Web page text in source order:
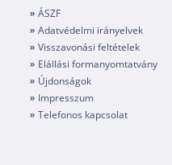
ÁSZF
Adatvédelmi irányelvek
Visszavonási feltételek
Elállási formanyomtatvány
Újdonságok
Impresszum
Telefonos kapcsolat